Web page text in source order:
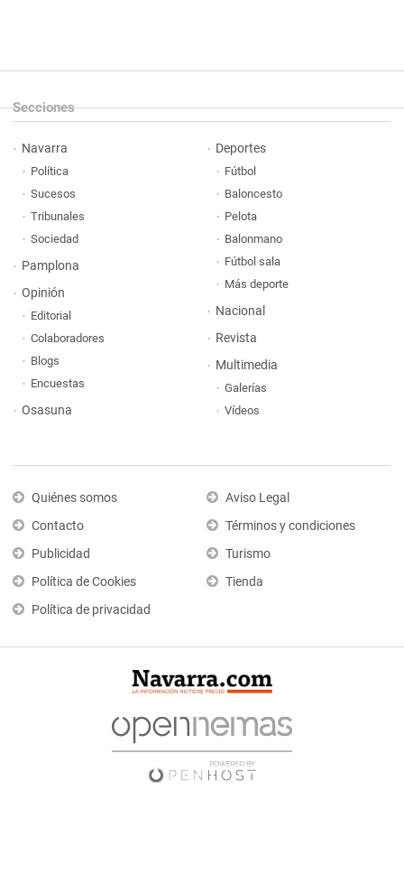
Secciones
Navarra
Política
Sucesos
Tribunales
Sociedad
Pamplona
Opinión
Editorial
Colaboradores
Blogs
Encuestas
Osasuna
Deportes
Fútbol
Baloncesto
Pelota
Balonmano
Fútbol sala
Más deporte
Nacional
Revista
Multimedia
Galerías
Vídeos
Quiénes somos
Contacto
Publicidad
Política de Cookies
Política de privacidad
Aviso Legal
Términos y condiciones
Turismo
Tienda